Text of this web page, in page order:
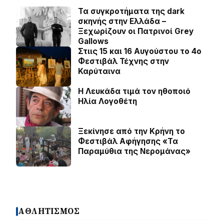
Τα συγκροτήματα της dark
σκηνής στην Ελλάδα –
Ξεχωρίζουν οι Πατρινοί Grey
Gallows
Στιις 15 και 16 Αυγούστου το 4ο
Φεστιβάλ Τέχνης στην
Καρύταινα
Η Λευκάδα τιμά τον ηθοποιό
Ηλία Λογοθέτη
Ξεκίνησε από την Κρήνη το
Φεστιβάλ Αφήγησης «Τα
Παραμύθια της Νερομάνας»
ΑΘΛΗΤΙΣΜΟΣ